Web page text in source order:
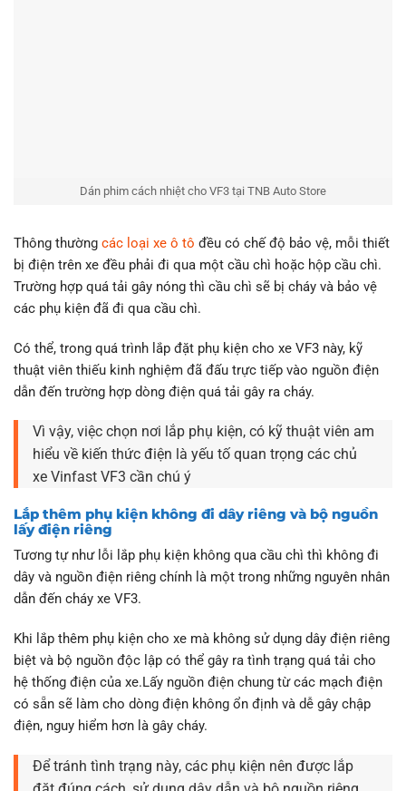
Dán phim cách nhiệt cho VF3 tại TNB Auto Store
Thông thường các loại xe ô tô đều có chế độ bảo vệ, mỗi thiết
bị điện trên xe đều phải đi qua một cầu chì hoặc hộp cầu chì.
Trường hợp quá tải gây nóng thì cầu chì sẽ bị cháy và bảo vệ
các phụ kiện đã đi qua cầu chì.
Có thể, trong quá trình lắp đặt phụ kiện cho xe VF3 này, kỹ
thuật viên thiếu kinh nghiệm đã đấu trực tiếp vào nguồn điện
dẫn đến trường hợp dòng điện quá tải gây ra cháy.
Vì vậy, việc chọn nơi lắp phụ kiện, có kỹ thuật viên am
hiểu về kiến thức điện là yếu tố quan trọng các chủ
xe Vinfast VF3 cần chú ý
Lắp thêm phụ kiện không đi dây riêng và bộ nguồn
lấy điện riêng
Tương tự như lỗi lắp phụ kiện không qua cầu chì thì không đi
dây và nguồn điện riêng chính là một trong những nguyên nhân
dẫn đến cháy xe VF3.
Khi lắp thêm phụ kiện cho xe mà không sử dụng dây điện riêng
biệt và bộ nguồn độc lập có thể gây ra tình trạng quá tải cho
hệ thống điện của xe.Lấy nguồn điện chung từ các mạch điện
có sẵn sẽ làm cho dòng điện không ổn định và dễ gây chập
điện, nguy hiểm hơn là gây cháy.
Để tránh tình trạng này, các phụ kiện nên được lắp